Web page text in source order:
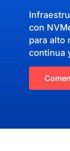
con
para alto
continua